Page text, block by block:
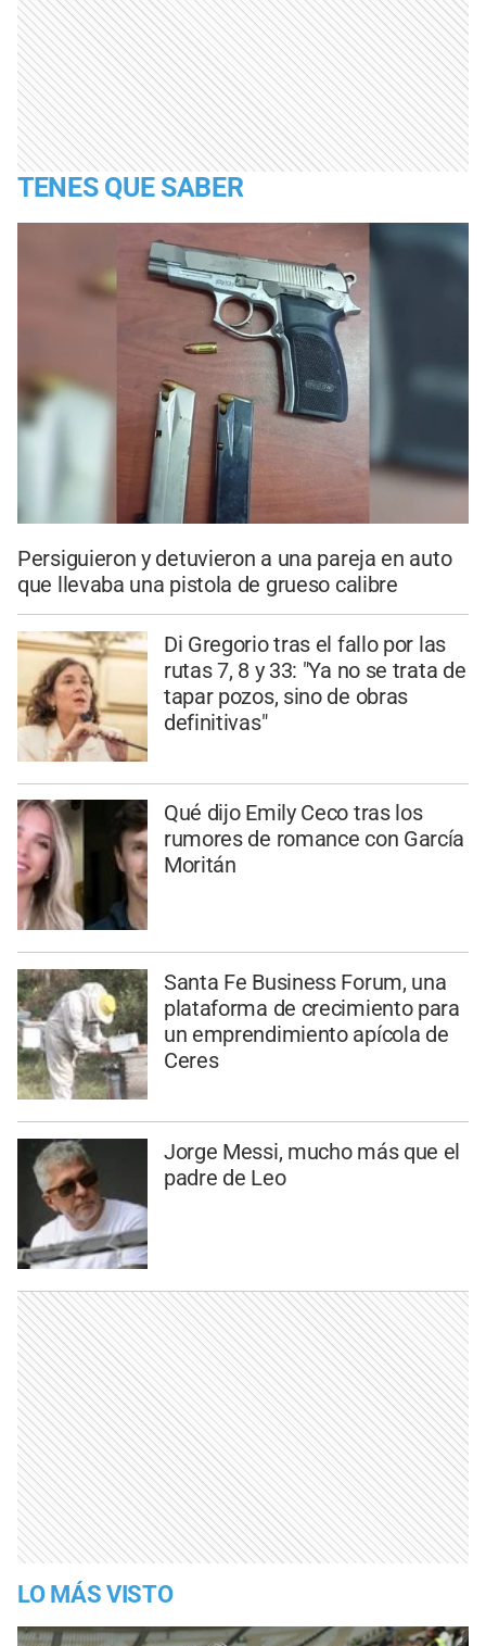
TENES QUE SABER
Persiguieron y detuvieron a una pareja en auto
que llevaba una pistola de grueso calibre
Di Gregorio tras el fallo por las
rutas 7, 8 y 33: "Ya no se trata de
tapar pozos, sino de obras
definitivas"
Qué dijo Emily Ceco tras los
rumores de romance con García
Moritán
Santa Fe Business Forum, una
plataforma de crecimiento para
un emprendimiento apícola de
Ceres
Jorge Messi, mucho más que el
padre de Leo
LO MÁS VISTO